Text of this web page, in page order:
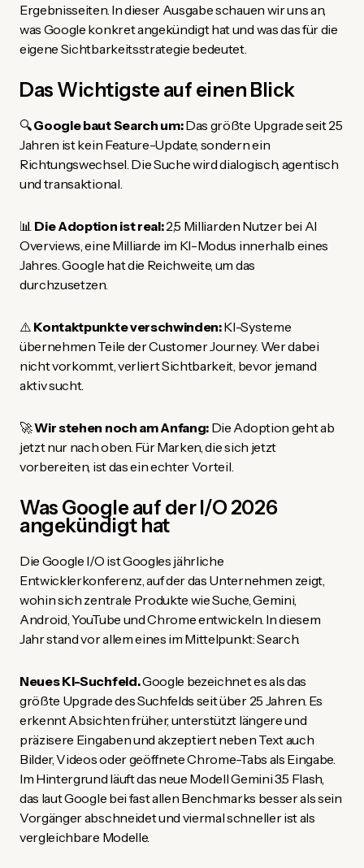
Ergebnisseiten. In dieser Ausgabe schauen wir uns an,
was Google konkret angekündigt hat und was das für die
eigene Sichtbarkeitsstrategie bedeutet.
Das Wichtigste auf einen Blick
🔍Google baut Search um:Das größte Upgrade seit 25
Jahren ist kein Feature-Update, sondern ein
Richtungswechsel. Die Suche wird dialogisch, agentisch
und transaktional.
📊 Die Adoption ist real:2,5 Milliarden Nutzer bei AI
Overviews, eine Milliarde im KI-Modus innerhalb eines
Jahres. Google hat die Reichweite, um das
durchzusetzen.
⚠️ Kontaktpunkte verschwinden:KI-Systeme
übernehmen Teile der Customer Journey. Wer dabei
nicht vorkommt, verliert Sichtbarkeit, bevor jemand
aktiv sucht.
🚀Wir stehen noch am Anfang: Die Adoption geht ab
jetzt nur nach oben. Für Marken, die sich jetzt
vorbereiten, ist das ein echter Vorteil.
Was Google auf der I/O 2026
angekündigt hat
Die Google I/O ist Googles jährliche
Entwicklerkonferenz, auf der das Unternehmen zeigt,
wohin sich zentrale Produkte wie Suche, Gemini,
Android, YouTube und Chrome entwickeln. In diesem
Jahr stand vor allem eines im Mittelpunkt: Search.
Neues KI-Suchfeld.Google bezeichnet es als das
größte Upgrade des Suchfelds seit über 25 Jahren. Es
erkennt Absichten früher, unterstützt längere und
präzisere Eingaben und akzeptiert neben Text auch
Bilder, Videos oder geöffnete Chrome-Tabs als Eingabe.
Im Hintergrund läuft das neue Modell Gemini 3.5 Flash,
das laut Google bei fast allen Benchmarks besser als sein
Vorgänger abschneidet und viermal schneller ist als
vergleichbare Modelle.